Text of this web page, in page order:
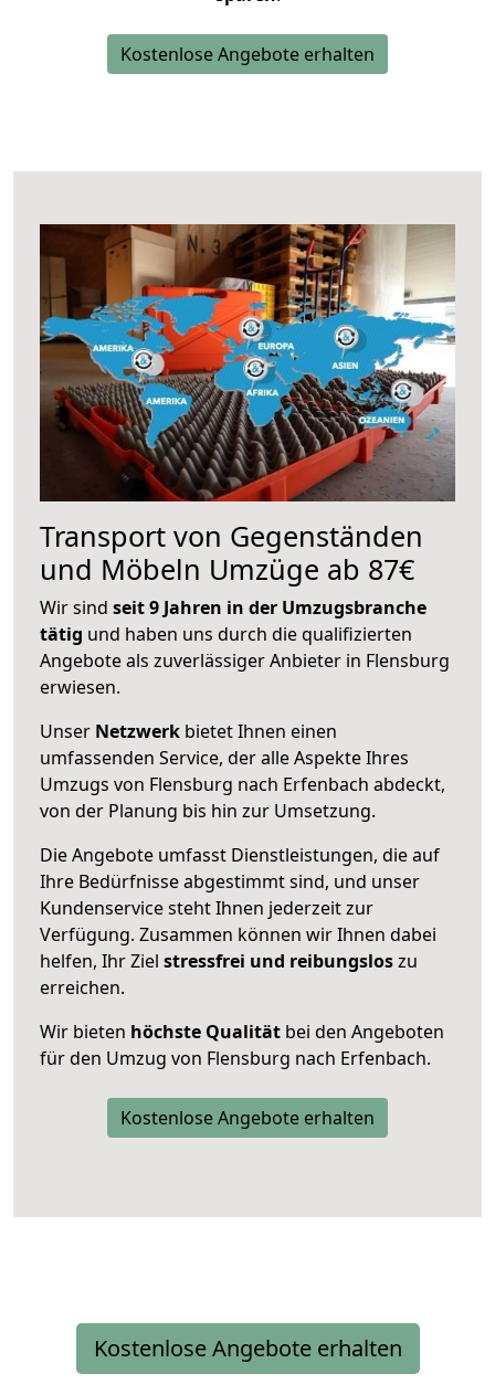
Kostenlose Angebote erhalten
Transport von Gegenständen
und Möbeln Umzüge ab 87€
Wir sind seit 9 Jahren in der Umzugsbranche
tätig und haben uns durch die qualifizierten
Angebote als zuverlässiger Anbieter in Flensburg
erwiesen.
Unser Netzwerk bietet Ihnen einen
umfassenden Service, der alle Aspekte Ihres
Umzugs von Flensburg nach Erfenbach abdeckt,
von der Planung bis hin zur Umsetzung.
Die Angebote umfasst Dienstleistungen, die auf
Ihre Bedürfnisse abgestimmt sind, und unser
Kundenservice steht Ihnen jederzeit zur
Verfügung. Zusammen können wir Ihnen dabei
helfen, Ihr Ziel stressfrei und reibungsloszu
erreichen.
Wir bieten höchste Qualität bei den Angeboten
für den Umzug von Flensburg nach Erfenbach.
Kostenlose Angebote erhalten
Kostenlose Angebote erhalten